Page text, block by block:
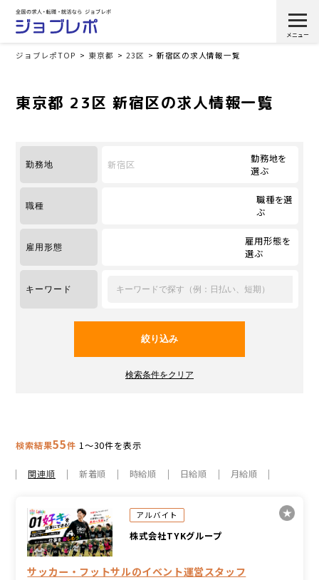
ジョブレポTOP 東京都 23区 新宿区の求人情報一覧
東京都 23区 新宿区の求人情報一覧
勤務地 新宿区
勤務地を
選ぶ
職種
職種を選
ぶ
雇用形態
雇用形態を
選ぶ
キーワード
検索結果55件 1～30件を表示
関連順 新着順 時給順 日給順 月給順
アルバイト
株式会社TYKグループ
サッカー・フットサルのイベント運営スタッフ